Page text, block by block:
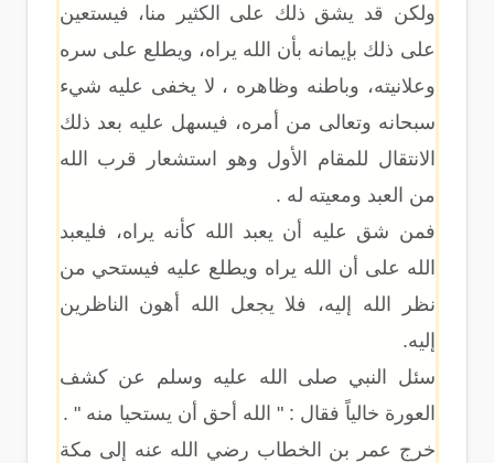
ولكن قد يشق ذلك على الكثير منا، فيستعين
على ذلك بإيمانه بأن الله يراه، ويطلع على سره
وعلانيته، وباطنه وظاهره ، لا يخفى عليه شيء
سبحانه وتعالى من أمره، فيسهل عليه بعد ذلك
الانتقال للمقام الأول وهو استشعار قرب الله
من العبد ومعيته له .
فمن شق عليه أن يعبد الله كأنه يراه، فليعبد
الله على أن الله يراه ويطلع عليه فيستحي من
نظر الله إليه، فلا يجعل الله أهون الناظرين
إليه.
سئل النبي صلى الله عليه وسلم عن كشف
العورة خالياً فقال : " الله أحق أن يستحيا منه " .
خرج عمر بن الخطاب رضي الله عنه إلى مكة